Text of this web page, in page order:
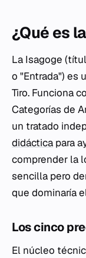
¿Qué es
La Isagoge
o "Entrada") es
Tiro. Funciona
Categorías de
un tratado
didáctica para
comprender la
sencilla pero
que dominaría
Los cinco
El núcleo